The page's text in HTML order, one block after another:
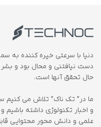
دنیا با سرعتی خیره کننده به
دست نیافتنی و محال بود و بشر
حال تحقق آنها است.
ما در” تک ناک” تلاش می کنیم
و اخبار تکنولوژی داشته
علمی و دانش محور محتوایی